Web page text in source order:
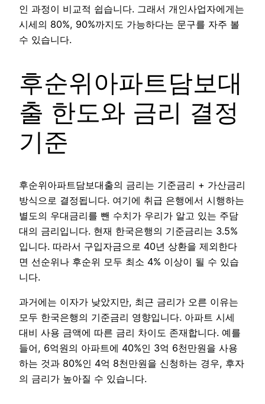
인 과정이 비교적 쉽습니다. 그래서 개인사업자에게는
시세의 80%, 90%까지도 가능하다는 문구를 자주 볼
수 있습니다.
후순위아파트담보대
출 한도와 금리 결정
기준
후순위아파트담보대출의 금리는 기준금리 + 가산금리
방식으로 결정됩니다. 여기에 취급 은행에서 시행하는
별도의 우대금리를 뺀 수치가 우리가 알고 있는 주담
대의 금리입니다. 현재 한국은행의 기준금리는 3.5%
입니다. 따라서 구입자금으로 40년 상환을 제외한다
면 선순위나 후순위 모두 최소 4% 이상이 될 수 있습
니다.
과거에는 이자가 낮았지만, 최근 금리가 오른 이유는
모두 한국은행의 기준금리 영향입니다. 아파트 시세
대비 사용 금액에 따른 금리 차이도 존재합니다. 예를
들어, 6억원의 아파트에 40%인 3억 6천만원을 사용
하는 것과 80%인 4억 8천만원을 신청하는 경우, 후자
의 금리가 높아질 수 있습니다.